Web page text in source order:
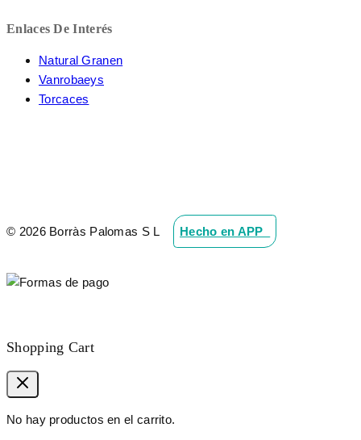
Enlaces De Interés
Natural Granen
Vanrobaeys
Torcaces
© 2026 Borràs Palomas S L Hecho en APP_
Shopping Cart
No hay productos en el carrito.